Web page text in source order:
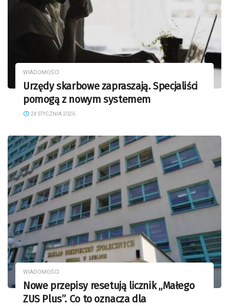
WIADOMOŚCI
Urzędy skarbowe zapraszają. Specjaliści
pomogą z nowym systemem
24 STYCZNIA 2026
WIADOMOŚCI
Nowe przepisy resetują licznik „Małego
ZUS Plus”. Co to oznacza dla